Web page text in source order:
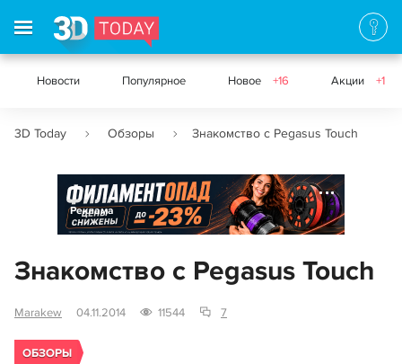
Новости Популярное Новое +16 Акции +1
3D Today Обзоры Знакомство с Pegasus Touch
Реклама
Знакомство с Pegasus Touch
Marakew 04.11.2014 11544 7
ОБЗОРЫ